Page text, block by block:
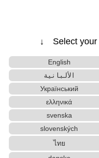
↓ Select your
English
الألبانية
Український
ελληνικά
svenska
slovenských
ไทย